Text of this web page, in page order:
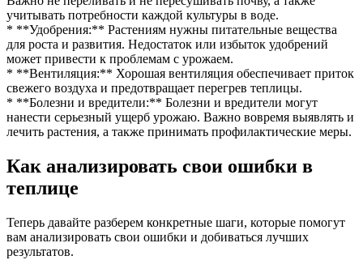
учитывать потребности каждой культуры в воде.
* **Удобрения:** Растениям нужны питательные вещества
для роста и развития. Недостаток или избыток удобрений
может привести к проблемам с урожаем.
* **Вентиляция:** Хорошая вентиляция обеспечивает приток
свежего воздуха и предотвращает перегрев теплицы.
* **Болезни и вредители:** Болезни и вредители могут
нанести серьезный ущерб урожаю. Важно вовремя выявлять и
лечить растения, а также принимать профилактические меры.
Как анализировать свои ошибки в
теплице
Теперь давайте разберем конкретные шаги, которые помогут
вам анализировать свои ошибки и добиваться лучших
результатов.